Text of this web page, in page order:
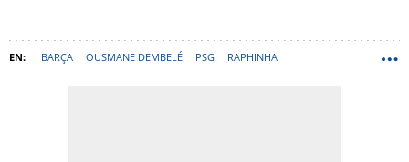
BARÇA OUSMANE DEMBELÉ PSG RAPHINHA